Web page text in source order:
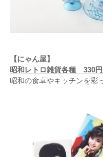
【にゃん屋】
昭和レトロ雑貨各種 330
昭和の食卓やキッチンを彩